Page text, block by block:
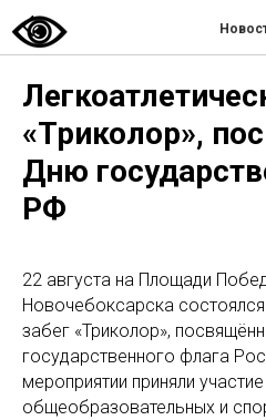
«Триколор»,
Дню
РФ
22 августа на Площади
Новочебоксарска состоялся
забег «Триколор»,
государственного флага
мероприятии приняли
общеобразовательных и